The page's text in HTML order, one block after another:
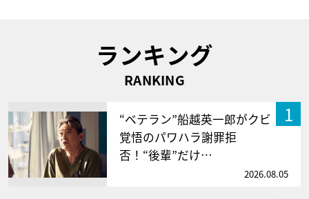
ランキング
RANKING
1
“ベテラン”船越英一郎がクビ
覚悟のパワハラ謝罪拒
否！“後輩”だけ…
2026.08.05